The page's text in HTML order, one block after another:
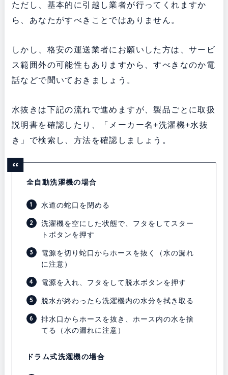
ただし、基本的に引越し業者が行ってくれますか
ら、あなたがすべきことではありません。
しかし、格安の運送業者にお願いした方は、サービ
ス範囲外の可能性もありますから、すべきなのか電
話などで聞いておきましょう。
水抜きは下記の流れで進めますが、製品ごとに取扱
説明書を確認したり、「メーカー名+洗濯機+水抜
き」で検索し、方法を確認しましょう。
全自動洗濯機の場合
水道の蛇口を閉める
洗濯機を空にした状態で、フタをしてスター
トボタンを押す
電源を切り蛇口からホースを抜く（水の漏れ
に注意）
電源を入れ、フタをして脱水ボタンを押す
脱水が終わったら洗濯機内の水分を拭き取る
排水口からホースを抜き、ホース内の水を捨
てる（水の漏れに注意）
ドラム式洗濯機の場合